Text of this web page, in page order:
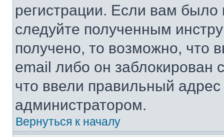
регистрации. Если вам
следуйте полученным
получено, то возможно, что
email либо он
что ввели правильный адрес
администратором.
Вернуться к началу